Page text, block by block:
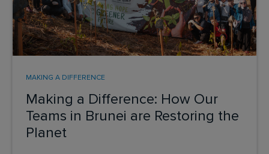
Making a Difference: How Our
Teams in Brunei are Restoring the
Planet
MAKING A DIFFERENCE